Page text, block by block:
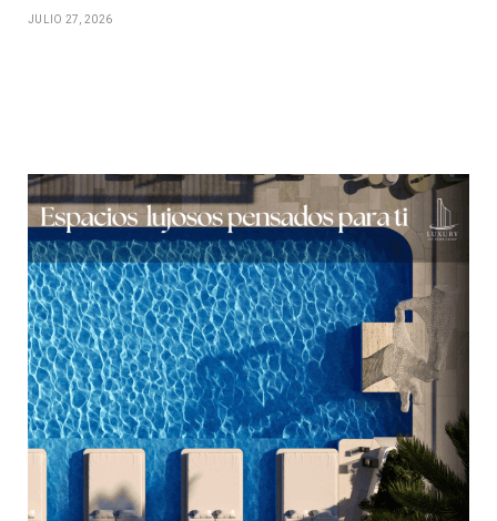
JULIO 27, 2026